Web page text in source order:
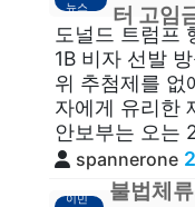
뉴스
터 고임
도널드 트럼프
1B 비자 선발
위 추첨제를 없
자에게 유리한
안보부는 오는
spannerone
이민
불법체